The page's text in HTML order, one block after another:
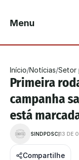
Menu
Início/Notícias/Setor
Primeira
campanha
está
SINDPDSC 13 DE
Compartilhe